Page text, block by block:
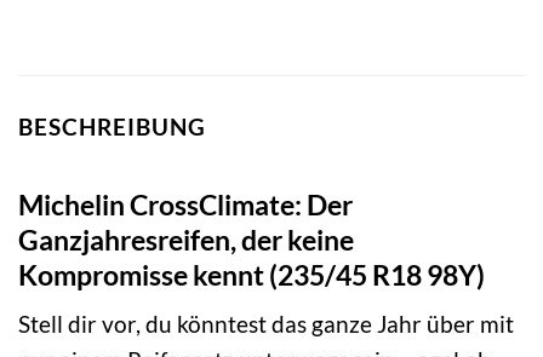
BESCHREIBUNG
Michelin CrossClimate: Der
Ganzjahresreifen, der keine
Kompromisse kennt (235/45 R18 98Y)
Stell dir vor, du könntest das ganze Jahr über mit